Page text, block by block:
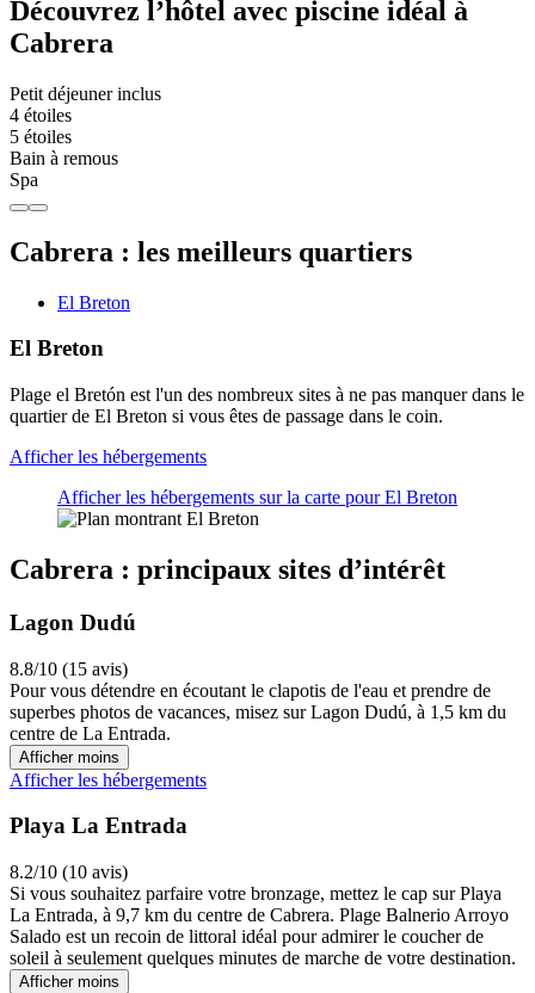
Découvrez l’hôtel avec piscine idéal à
Cabrera
Petit déjeuner inclus
4 étoiles
5 étoiles
Bain à remous
Spa
Cabrera : les meilleurs quartiers
El Breton
El Breton
Plage el Bretón est l'un des nombreux sites à ne pas manquer dans le
quartier de El Breton si vous êtes de passage dans le coin.
Afficher les hébergements
Afficher les hébergements sur la carte pour El Breton
Cabrera : principaux sites d’intérêt
Lagon Dudú
8.8/10 (15 avis)
Pour vous détendre en écoutant le clapotis de l'eau et prendre de
superbes photos de vacances, misez sur Lagon Dudú, à 1,5 km du
centre de La Entrada.
Afficher moins
Afficher les hébergements
Playa La Entrada
8.2/10 (10 avis)
Si vous souhaitez parfaire votre bronzage, mettez le cap sur Playa
La Entrada, à 9,7 km du centre de Cabrera. Plage Balnerio Arroyo
Salado est un recoin de littoral idéal pour admirer le coucher de
soleil à seulement quelques minutes de marche de votre destination.
Afficher moins